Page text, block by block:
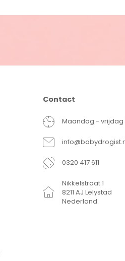
Contact
Maandag - vrijdag
0320 417 611
Nikkelstraat 1
8211 AJ Lelystad
Nederland